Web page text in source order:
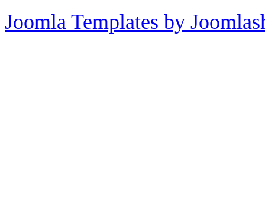
Joomla Templates by